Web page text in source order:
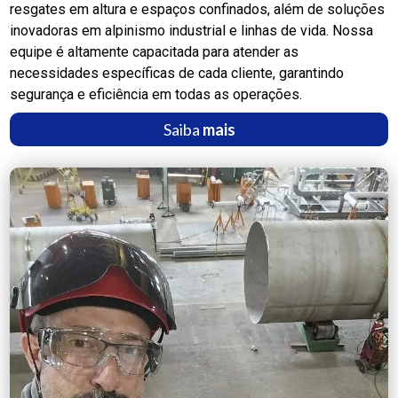
resgates em altura e espaços confinados, além de soluções
inovadoras em alpinismo industrial e linhas de vida. Nossa
equipe é altamente capacitada para atender as
necessidades específicas de cada cliente, garantindo
segurança e eficiência em todas as operações.
Saiba mais